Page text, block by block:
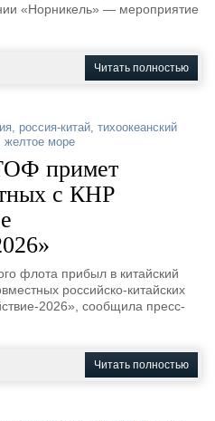
«Норникель» — мероприятие
Читать полностью
, россия-китай, тихоокеанский
желтое море
примет
с КНР
флота прибыл в китайский
российско-китайских
2026», сообщила пресс-
Читать полностью